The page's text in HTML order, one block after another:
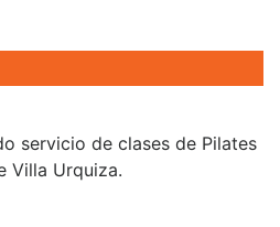
servicio de clases de Pilates
Villa Urquiza.